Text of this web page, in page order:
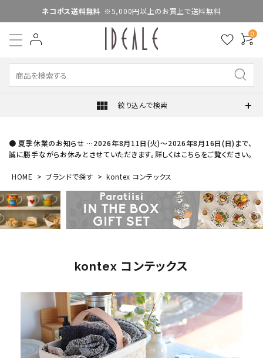
ネコポス送料無料 ※5,000円以上のお買上で送料無料
0
view_module 絞り込んで検索
● 夏季休業のお知らせ …2026年8月11日(火)～2026年8月16日(日)まで、
誠に勝手ながらお休みとさせていただきます。詳しくはこちらをご覧ください。
HOME ブランドで探す kontex コンテックス
kontex コンテックス